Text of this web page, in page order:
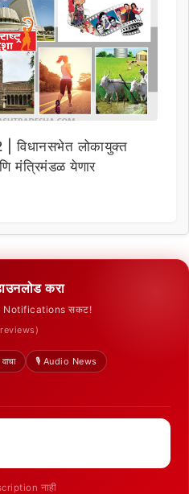
लोकायुक्त
मंत्रिमंडळ येणार
करा
— Notifications सकट!
🎙️ Audio News
नाही